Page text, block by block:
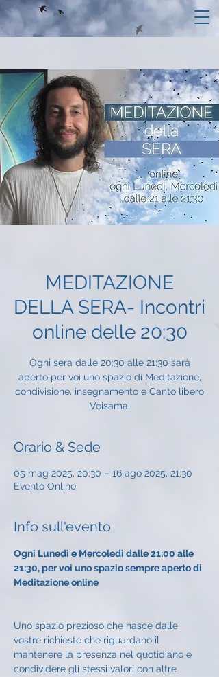
MEDITAZIONE
DELLA SERA- Incontri
online delle 20:30
Ogni sera dalle 20:30 alle 21:30 sarà
aperto per voi uno spazio di Meditazione,
condivisione, insegnamento e Canto libero
Voisama.
Orario & Sede
05 mag 2025, 20:30 – 16 ago 2025, 21:30
Evento Online
Info sull'evento
Ogni Lunedì e Mercoledì dalle 21:00 alle
21:30, per voi uno spazio sempre aperto di
Meditazione online
Uno spazio prezioso che nasce dalle
vostre richieste che riguardano il
mantenere la presenza nel quotidiano e
condividere gli stessi valori con altre